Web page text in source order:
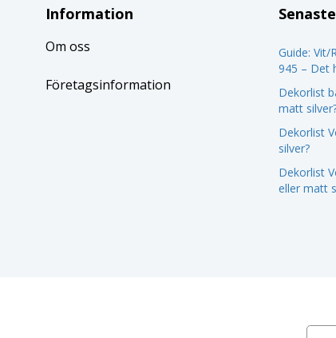
Information
Om oss
Företagsinformation
Guide: Vit/
945 – Det
Dekorlist
matt
Dekorlist
silver?
Dekorlist
eller matt